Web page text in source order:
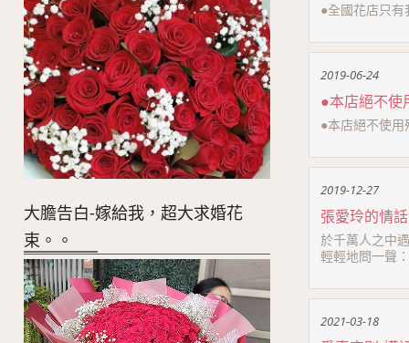
大膽告白-嫁給我，超大求婚花
束。。
●全國花店只
2019-06-24
●本店絕不使
●本店絕不使
2019-12-27
張愛玲的情
於千萬人之中
輕輕地問一聲
2021-03-18